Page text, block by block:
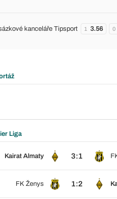
kanceláře Tipsport 1 3.56 0
Liga
Kairat Almaty 3:1
FK Ženys 1:2